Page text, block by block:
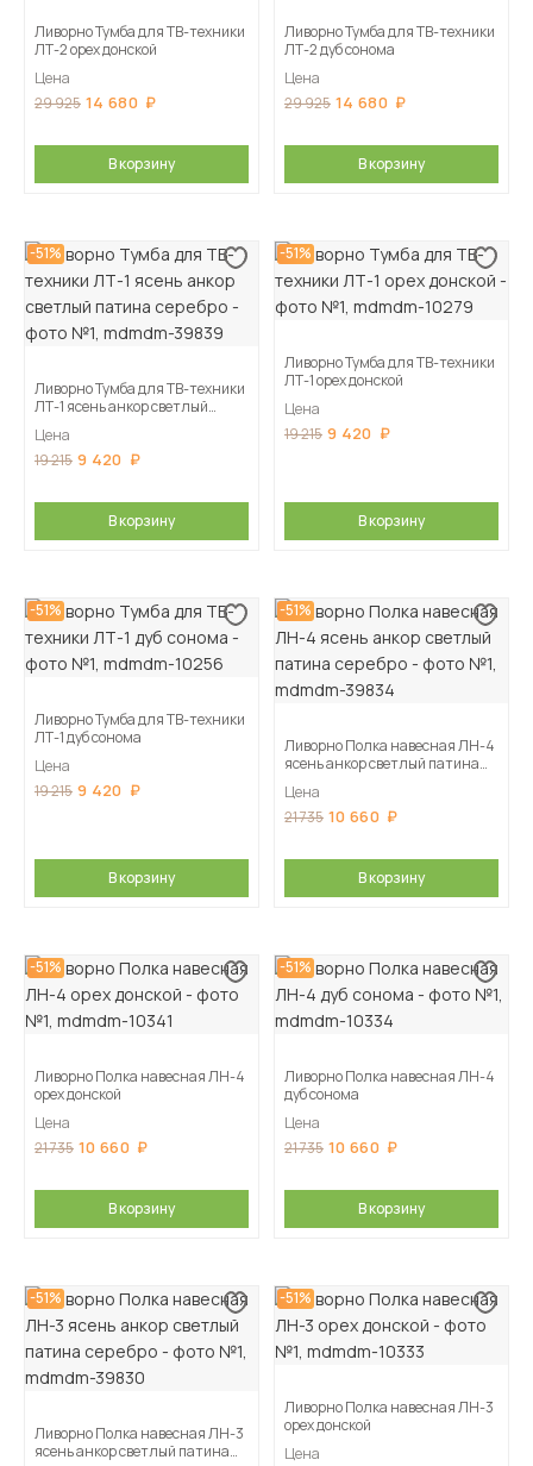
Ливорно Тумба для ТВ-техники
ЛТ-2 орех донской
Цена
29 925 14 680
В корзину
Ливорно Тумба для ТВ-техники
ЛТ-2 дуб сонома
Цена
29 925 14 680
В корзину
-51%
Ливорно Тумба для ТВ-техники
ЛТ-1 ясень анкор светлый
Цена
19 215 9 420
В корзину
-51%
Ливорно Тумба для ТВ-техники
ЛТ-1 орех донской
Цена
19 215 9 420
В корзину
-51%
Ливорно Тумба для ТВ-техники
ЛТ-1 дуб сонома
Цена
19 215 9 420
В корзину
-51%
Ливорно Полка навесная ЛН-4
ясень анкор светлый патина
Цена
21 735 10 660
В корзину
-51%
Ливорно Полка навесная ЛН-4
орех донской
Цена
21 735 10 660
В корзину
-51%
Ливорно Полка навесная ЛН-4
дуб сонома
Цена
21 735 10 660
В корзину
-51%
Ливорно Полка навесная ЛН-3
ясень анкор светлый патина
-51%
Ливорно Полка навесная ЛН-3
орех донской
Цена